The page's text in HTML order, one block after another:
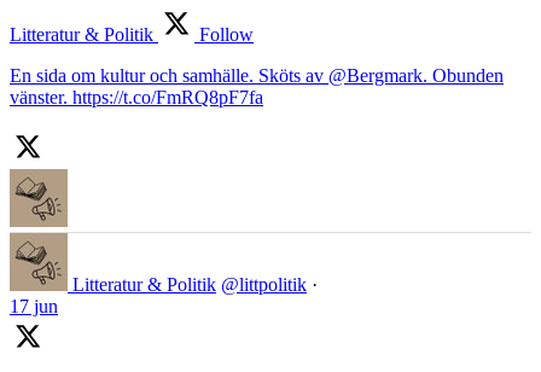
Litteratur & Politik
Follow
En sida om kultur och samhälle. Sköts av @Bergmark. Obunden
vänster. https://t.co/FmRQ8pF7fa
Litteratur & Politik @littpolitik ·
17 jun